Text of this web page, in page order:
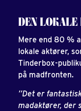
DEN
Mere end 80 %
lokale aktører,
Tinderbox-
på madfronten.
’’Det er
madaktører, der